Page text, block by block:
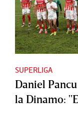
SUPERLIGA
Daniel
la Dinamo: